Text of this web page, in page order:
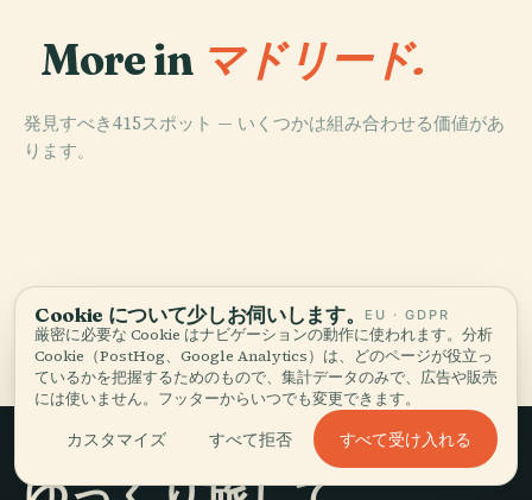
More in マドリード.
発見すべき415スポット — いくつかは組み合わせる価値があ
ります。
PLACE
スペイン国立図
PLACE
マドリードの全415 スポット
Cookie について少しお伺いします。 EU · GDPR
厳密に必要な Cookie はナビゲーションの動作に使われます。分析
Cookie（PostHog、Google Analytics）は、どのページが役立っ
ているかを把握するためのもので、集計データのみで、広告や販売
には使いません。フッターからいつでも変更できます。
カスタマイズ すべて拒否 すべて受け入れる